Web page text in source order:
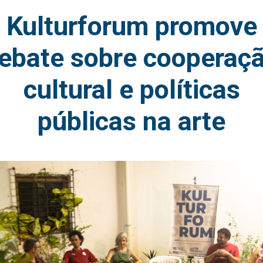
Kulturforum promove
sobre
cultural e políticas
públicas na arte